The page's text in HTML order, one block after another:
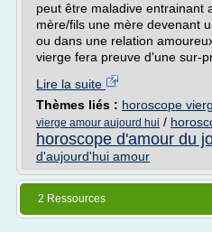
peut être maladive entrainant
mère/fils une mère devenant
ou dans une relation
vierge fera preuve d'une sur-
Lire la suite
Thèmes liés : horoscope
vierge amour aujourd hui /
horoscope d'amour du
d'aujourd'hui amour
2 Ressources